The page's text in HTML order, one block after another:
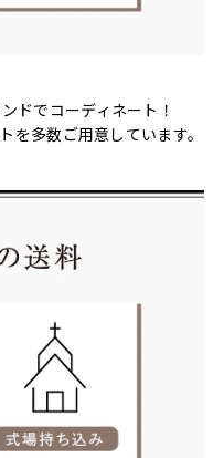
ドでコーディネート！
を多数ご用意しています。